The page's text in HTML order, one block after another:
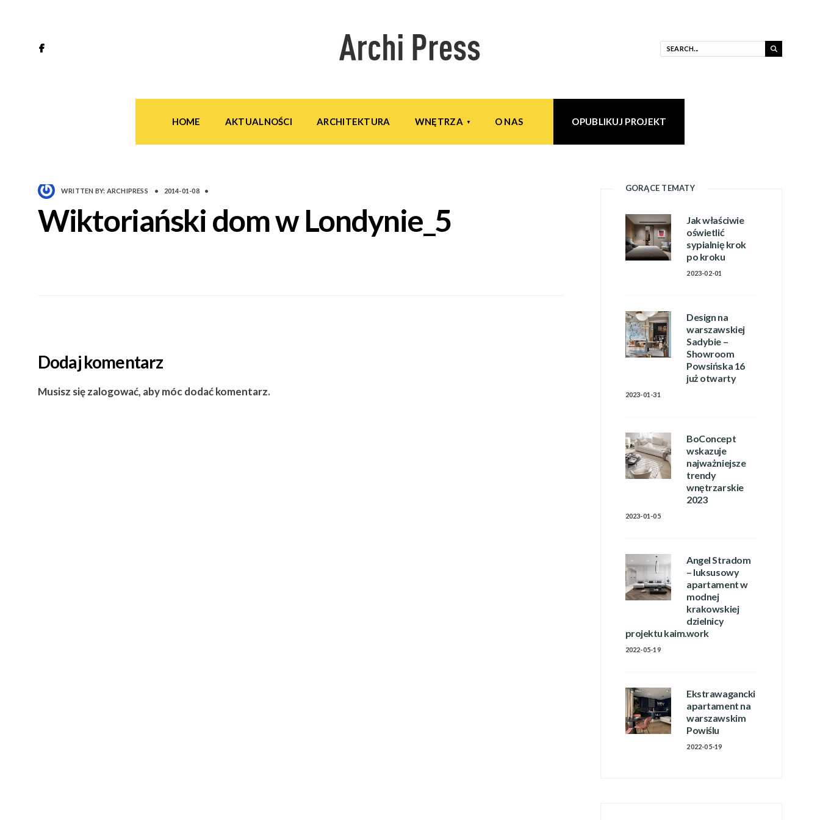
HOME AKTUALNOŚCI ARCHITEKTURA WNĘTRZA O NAS OPUBLIKUJ PROJEKT
WRITTEN BY: ARCHIPRESS • 2014-01-08 •
Wiktoriański dom w Londynie_5
Dodaj komentarz
Musisz się zalogować, aby móc dodać komentarz.
GORĄCE TEMATY
Jak właściwie
oświetlić
sypialnię krok
po kroku
2023-02-01
Design na
warszawskiej
Sadybie –
Showroom
Powsińska 16
już otwarty
2023-01-31
BoConcept
wskazuje
najważniejsze
trendy
wnętrzarskie
2023
2023-01-05
Angel Stradom
– luksusowy
apartament w
modnej
krakowskiej
dzielnicy
projektu kaim.work
2022-05-19
Ekstrawagancki
apartament na
warszawskim
Powiślu
2022-05-19